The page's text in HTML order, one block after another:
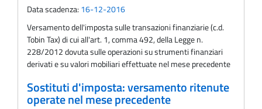
Data scadenza: 16-12-2016
Versamento dell'imposta sulle transazioni finanziarie (c.d.
Tobin Tax) di cui all'art. 1, comma 492, della Legge n.
228/2012 dovuta sulle operazioni su strumenti finanziari
derivati e su valori mobiliari effettuate nel mese precedente
Sostituti d'imposta: versamento ritenute
operate nel mese precedente